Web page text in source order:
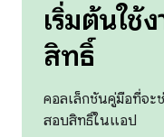
เริ่มต้นใช้
สิทธิ์
คอลเล็กชันคู่มือที่จะ
สอบสิทธิ์ในแอป